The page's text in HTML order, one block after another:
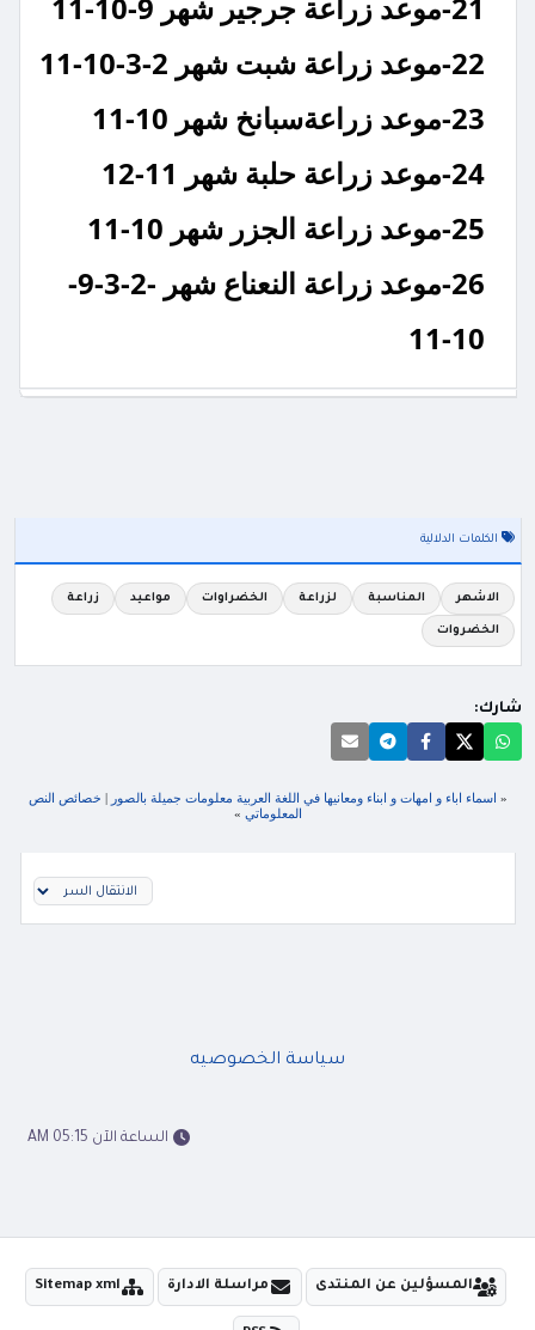
22-موعد زراعة شبت شهر 2-3-10-11
23-موعد زراعةسبانخ شهر 10-11
24-موعد زراعة حلبة شهر 11-12
25-موعد زراعة الجزر شهر 10-11
26-موعد زراعة النعناع شهر -2-3-9-
10-11
الكلمات الدلالية
الاشهر المناسبة لزراعة الخضراوات مواعيد زراعة
الخضروات
شارك:
« اسماء اباء و امهات و ابناء ومعانيها في اللغة العربية معلومات جميلة بالصور | خصائص النص
المعلوماتي »
سياسة الخصوصيه
الساعة الآن 05:15 AM
المسؤلين عن المنتدى مراسلة الادارة Sitemap xml